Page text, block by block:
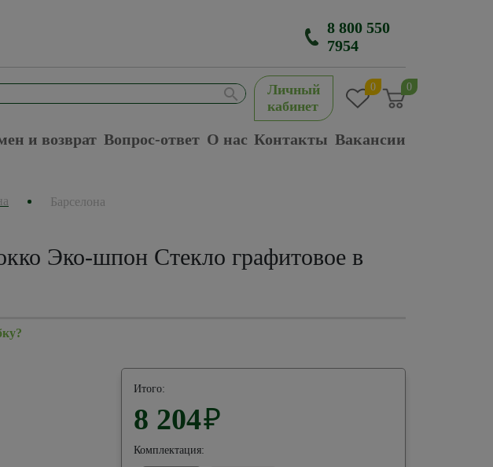
8 800 550
7954
Личный
кабинет
0 0
и возврат Вопрос-ответ О нас Контакты Вакансии
Барселона
Эко-шпон Стекло графитовое в
Итого:
8 204₽
Комплектация: